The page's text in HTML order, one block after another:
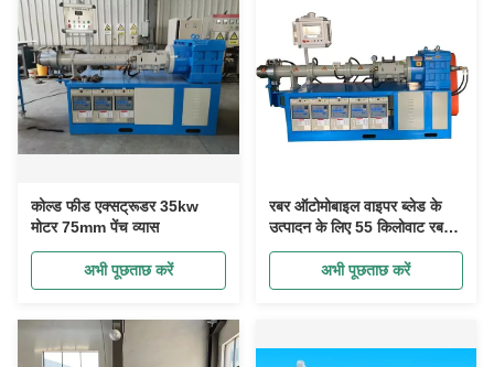
कोल्ड फीड एक्सट्रूडर 35kw
मोटर 75mm पेंच व्यास
अभी पूछताछ करें
रबर ऑटोमोबाइल वाइपर ब्लेड के
उत्पादन के लिए 55 किलोवाट रबर
स्ट्रिप एक्सट्रूडर
अभी पूछताछ करें